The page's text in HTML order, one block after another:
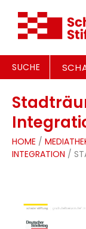
SUCHE
HOME /
INTEGRATION /